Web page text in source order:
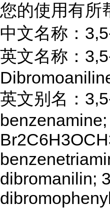
您的使用有所
中文名称：
英文名称：
英文别名：
dibromanilin;